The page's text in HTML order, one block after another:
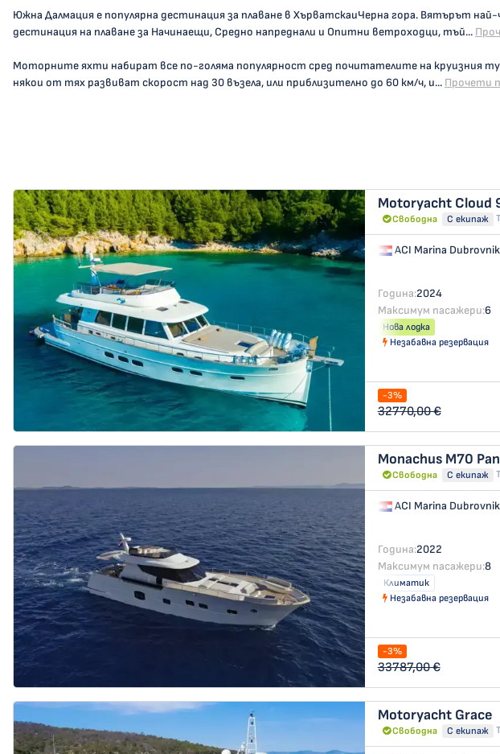
Южна Далмация е популярна дестинация за плаване в ХърватскаиЧерна гора. Вятърът
дестинация на плаване за Начинаещи, Средно напреднали и Опитни ветроходци, тъй...
Моторните яхти набират все по-голяма популярност сред почитателите на
някои от тях развиват скорост над 30 възела, или приблизително до 60 км/ч, и... Прочети
Motoryacht Cloud
Свободна С екипаж
ACI Marina Dubrovnik
Година:2024
Максимум пасажери:6
Нова лодка
Незабавна резервация
-3%
32770,00 €
Monachus M70
Свободна С екипаж
ACI Marina Dubrovnik
Година:2022
Максимум пасажери:8
Климатик
Незабавна резервация
-3%
33787,00 €
Motoryacht Grace
Свободна С екипаж